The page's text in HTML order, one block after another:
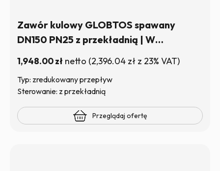
Zawór kulowy GLOBTOS spawany
DN150 PN25 z przekładnią | W
1,948.00zł netto (2,396.04 zł z 23% VAT)
Typ: zredukowany przepływ
Sterowanie: z przekładnią
Przeglądaj ofertę